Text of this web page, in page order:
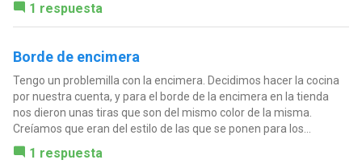
1 respuesta
Borde de encimera
Tengo un problemilla con la encimera. Decidimos hacer la cocina
por nuestra cuenta, y para el borde de la encimera en la tienda
nos dieron unas tiras que son del mismo color de la misma.
Creíamos que eran del estilo de las que se ponen para los...
1 respuesta